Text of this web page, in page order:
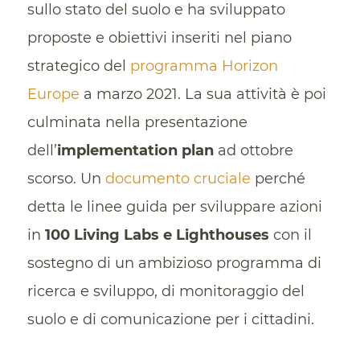
sullo stato del suolo e ha sviluppato
proposte e obiettivi inseriti nel piano
strategico del programma Horizon
Europe a marzo 2021. La sua attività è poi
culminata nella presentazione
dell’implementation planad ottobre
scorso. Un documento cruciale perché
detta le linee guida per sviluppare azioni
in 100 Living Labs e Lighthouses con il
sostegno di un ambizioso programma di
ricerca e sviluppo, di monitoraggio del
suolo e di comunicazione per i cittadini.